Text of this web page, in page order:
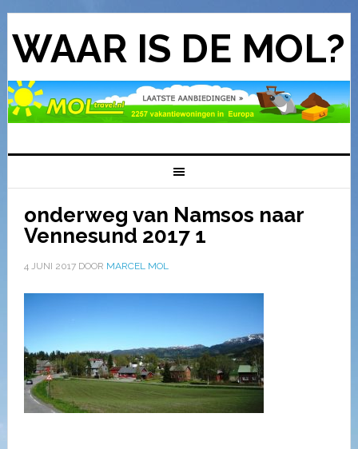
WAAR IS DE MOL?
onderweg van Namsos naar
Vennesund 2017 1
4 JUNI 2017DOOR MARCEL MOL